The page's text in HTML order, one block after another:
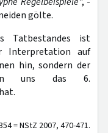
gölte.
Tatbestandes ist
Interpretation auf
hin, sondern der
uns das 6.
= NStZ 2007, 470-471.